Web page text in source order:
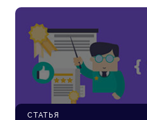
СТАТЬЯ